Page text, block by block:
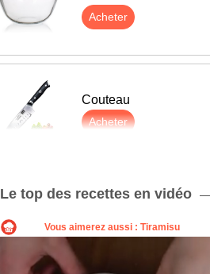
Acheter
Couteau
Acheter
Le top des recettes en vidéo